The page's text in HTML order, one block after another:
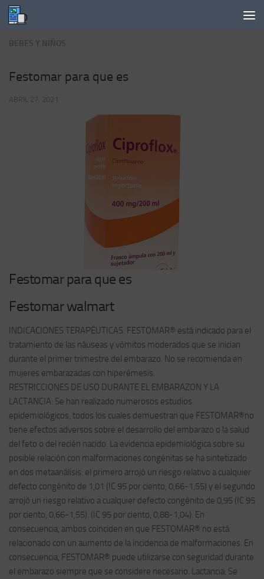
Saltar al contenido
BEBES Y NIÑOS
Festomar para que es
ABRIL 27, 2021
Festomar para que es
Festomar walmart
INDICACIONES TERAPÉUTICAS: FESTOMAR® está indicado para el
tratamiento de las náuseas y vómitos moderados que se inician
durante el primer trimestre del embarazo. No se recomienda en
mujeres embarazadas con hiperémesis.
RESTRICCIONES DE USO DURANTE EL EMBARAZON Y LA
LACTANCIA: Se han realizado numerosos estudios
epidemiológicos, todos los cuales demuestran que FESTOMAR®no
tiene efectos adversos sobre el desarrollo del embarazo o la salud
del feto o del recién nacido. La evidencia epidemiológica sobre su
posible relación con malformaciones congénitas se ha sintetizado
en dos metaanálisis: el primero arrojó un riesgo relativo a cualquier
defecto congénito de 1,01 (IC 95 por ciento, 0,66-1,55) y el segundo
arrojó un riesgo relativo a cualquier defecto congénito de 0,95 (IC 95
por ciento, 0,66-1,55). (IC 95 por ciento, 0,88-1,04). En
consecuencia, ambos coinciden en que FESTOMAR® no está
relacionado con un aumento de la incidencia de malformaciones. En
consecuencia, FESTOMAR® puede utilizarse con seguridad durante
el embarazo siempre que se considere necesario. Lactancia: Se